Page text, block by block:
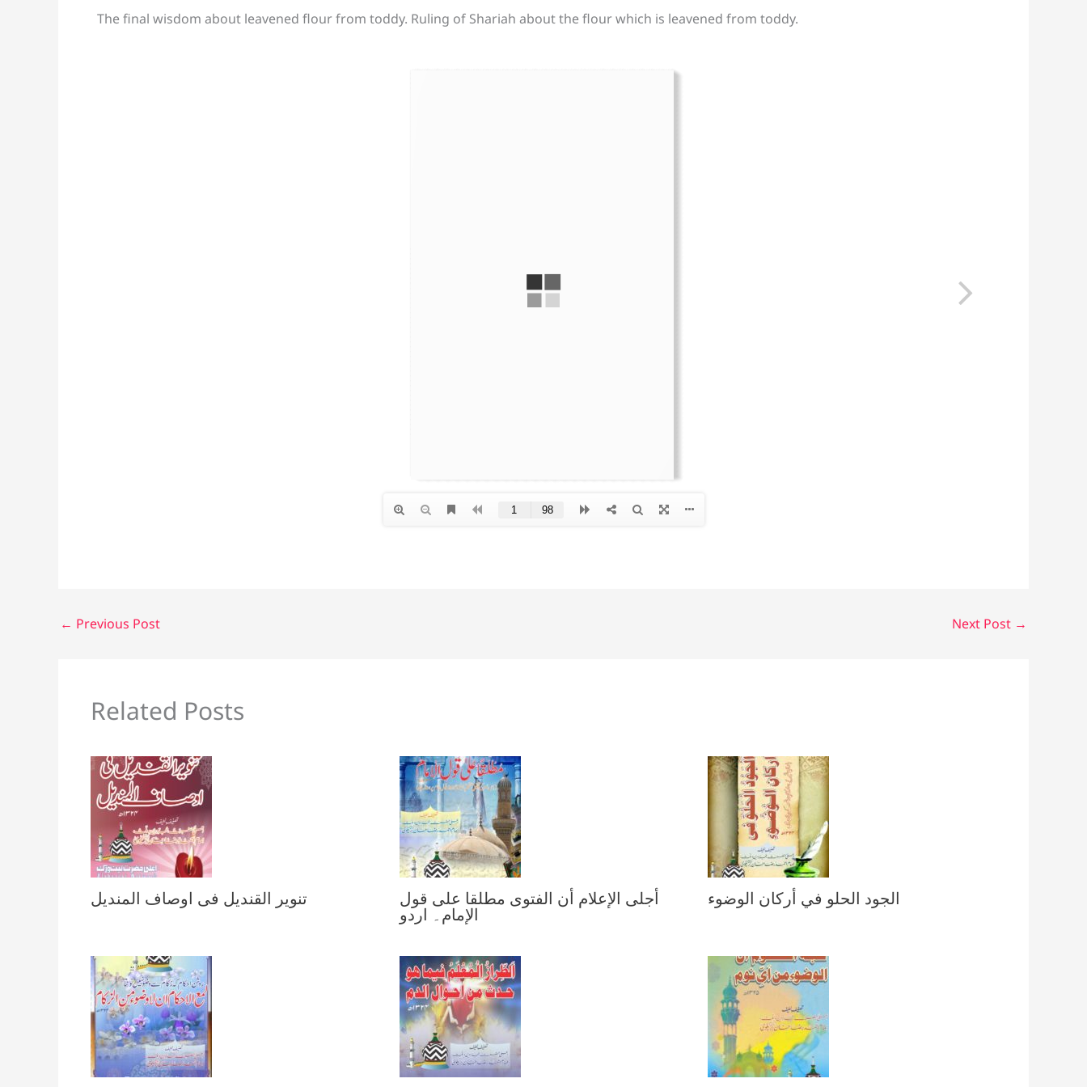
at
The final wisdom about leavened flour from toddy. Ruling of Shariah about the flour which is leavened from toddy.
← Previous Post Next Post →
Related Posts
تنویر القندیل فی اوصاف المندیل أجلى الإعلام أن الفتوى مطلقا على قول
الإمام۔ اردو
الجود الحلو في أركان الوضوء